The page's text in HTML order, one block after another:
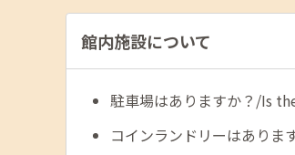
館内施設について
駐車場はありますか？/Is
コインランドリーはあり